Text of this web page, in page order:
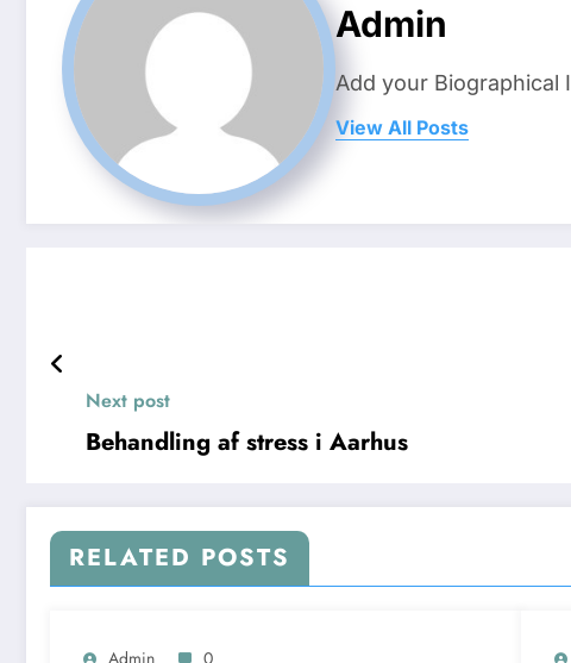
Admin
Add your Biographical
View All Posts
Next post
Behandling af stress i Aarhus
RELATED POSTS